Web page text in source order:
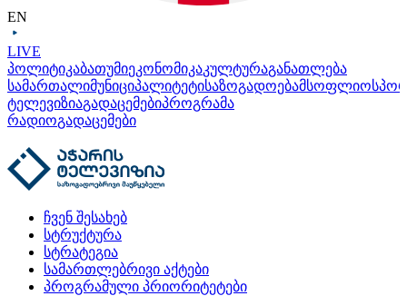
EN
LIVE
პოლიტიკაბათუმიეკონომიკაკულტურაგანათლება
სამართალიმუნიციპალიტეტისაზოგადოებამსოფლიო
ტელევიზიაგადაცემებიპროგრამა
რადიოგადაცემები
ჩვენ შესახებ
სტრუქტურა
სტრატეგია
სამართლებრივი აქტები
პროგრამული პრიორიტეტები